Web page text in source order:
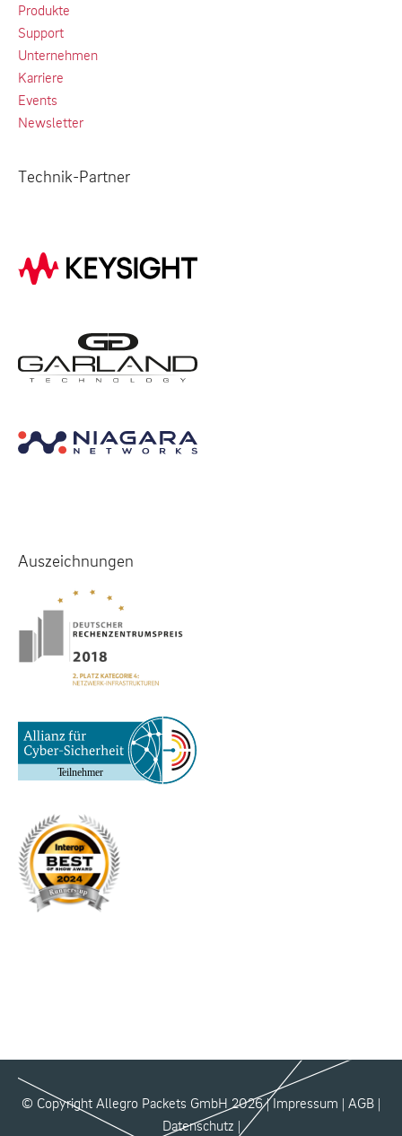
Produkte
Support
Unternehmen
Karriere
Events
Newsletter
Technik-Partner
Auszeichnungen
© Copyright Allegro Packets GmbH 2026 |Impressum | AGB |
Datenschutz |